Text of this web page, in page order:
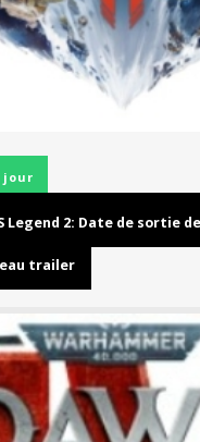
jour
Legend 2: Date de sortie
trailer